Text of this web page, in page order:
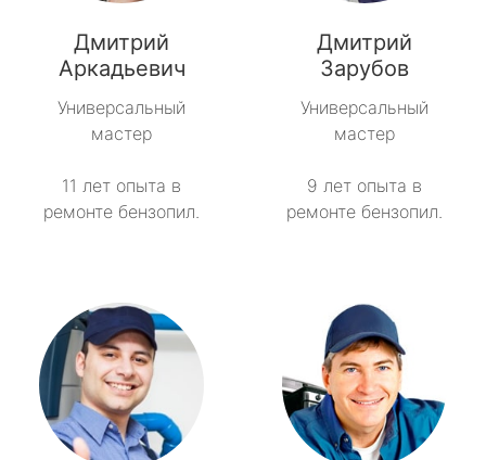
Дмитрий
Аркадьевич
Универсальный
мастер
11 лет опыта в
ремонте бензопил.
Дмитрий
Зарубов
Универсальный
мастер
9 лет опыта в
ремонте бензопил.